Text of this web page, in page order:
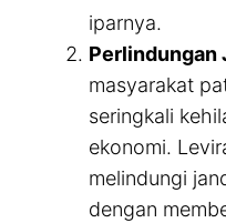
iparnya.
Perlindungan
masyarakat
seringkali
ekonomi.
melindungi
dengan